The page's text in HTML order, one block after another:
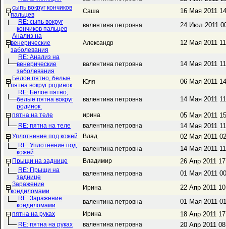
сыпь вокруг кончиков
пальцев
Саша 16 Мая 2011
RE: сыпь вокруг
кончиков пальцев
валентина петровна 24 Июл 2011
Анализ на
венерические
заболевания
Александр 12 Мая 2011
RE: Анализ на
венерические
заболевания
валентина петровна 14 Мая 2011
Белое пятно, белые
пятна вокруг родинок.
Юля 06 Мая 2011
RE: Белое пятно,
белые пятна вокруг
родинок.
валентина петровна 14 Мая 2011
пятна на теле ирина 05 Мая 2011
RE: пятна на теле валентина петровна 14 Мая 2011
Уплотнение под кожей Влад 02 Мая 2011
RE: Уплотнение под
кожей
валентина петровна 14 Мая 2011
Прыщи на заднице Владимир 26 Апр 2011
RE: Прыщи на
заднице
валентина петровна 01 Мая 2011
Заражение
кондиломами
Ирина 22 Апр 2011
RE: Заражение
кондиломами
валентина петровна 01 Мая 2011
пятна на руках Ирина 18 Апр 2011
RE: пятна на руках валентина петровна 20 Апр 2011